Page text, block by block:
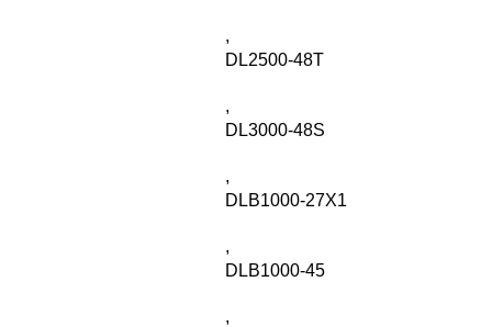
,
DL2500-48T
,
DL3000-48S
,
DLB1000-27X1
,
DLB1000-45
,